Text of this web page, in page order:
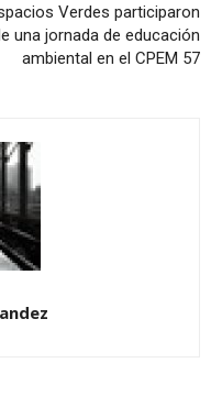
Verdes participaron
una jornada de educación
ambiental en el CPEM 57